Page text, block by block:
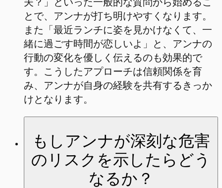
とで、アンナが打ち明けやすくなります。
また「最近ランチに姿を見かけなくて、一
緒に過ごす時間が恋しいよ」と、アンナの
行動の変化を優しく伝えるのも効果的で
す。こうしたアプローチは信頼関係を育
み、アンナが自身の経験を共有するきっか
けとなります。
もしアンナが深刻な危害
のリスクを示したらどう
なるか？